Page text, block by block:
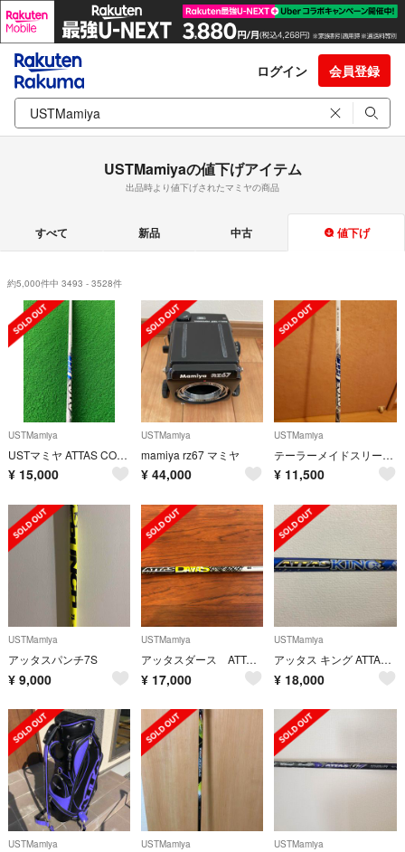
ログイン 会員登録
USTMamiyaの値下げアイテム
出品時より値下げされたマミヤの商品
すべて 新品 中古 値下げ
約5,000件中 3493 - 3528件
USTMamiya
USTマミヤ ATTAS COOL 6s テーラーメイドスリーブ付 ドライバー用
¥ 15,000
USTMamiya
mamiya rz67 マミヤ
¥ 44,000
USTMamiya
テーラーメイドスリーブ付き ATTAS COOOL6
¥ 11,500
USTMamiya
アッタスパンチ7S
¥ 9,000
USTMamiya
アッタスダース ATTAS DAAAS 6S PINGスリーブ付【週末値下げ】
¥ 17,000
USTMamiya
アッタス キング ATTAS KING テーラーメイド ドライバー用 4X
¥ 18,000
USTMamiya USTMamiya USTMamiya